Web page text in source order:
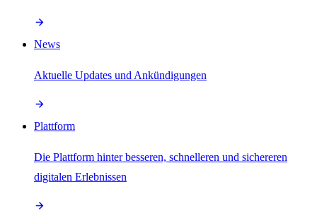
News
Aktuelle Updates und Ankündigungen
Plattform
Die Plattform hinter besseren, schnelleren und sichereren
digitalen Erlebnissen